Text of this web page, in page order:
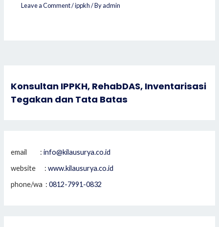
Leave a Comment/ippkh/ Byadmin
Konsultan IPPKH, RehabDAS, Inventarisasi
Tegakan dan Tata Batas
email :info@kilausurya.co.id
website :www.kilausurya.co.id
phone/wa :0812-7991-0832